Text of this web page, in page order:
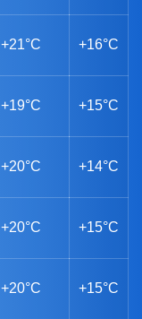
+21°C +16°C
+19°C +15°C
+20°C +14°C
+20°C +15°C
+20°C +15°C